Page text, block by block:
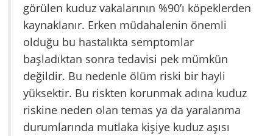
görülen kuduz vakalarının %90’ı köpeklerden
kaynaklanır. Erken müdahalenin önemli
olduğu bu hastalıkta semptomlar
başladıktan sonra tedavisi pek mümkün
değildir. Bu nedenle ölüm riski bir hayli
yüksektir. Bu riskten korunmak adına kuduz
riskine neden olan temas ya da yaralanma
durumlarında mutlaka kişiye kuduz aşısı